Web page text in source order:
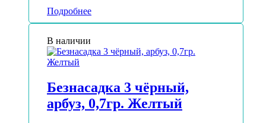
Подробнее
В наличии
Безнасадка 3 чёрный,
арбуз, 0,7гр. Желтый